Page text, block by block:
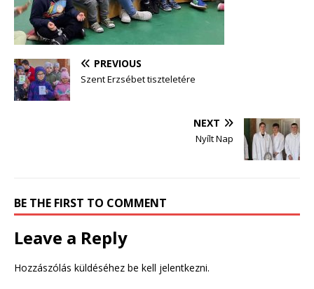
PREVIOUS
Szent Erzsébet tiszteletére
NEXT
Nyílt Nap
BE THE FIRST TO COMMENT
Leave a Reply
Hozzászólás küldéséhez be kell jelentkezni.